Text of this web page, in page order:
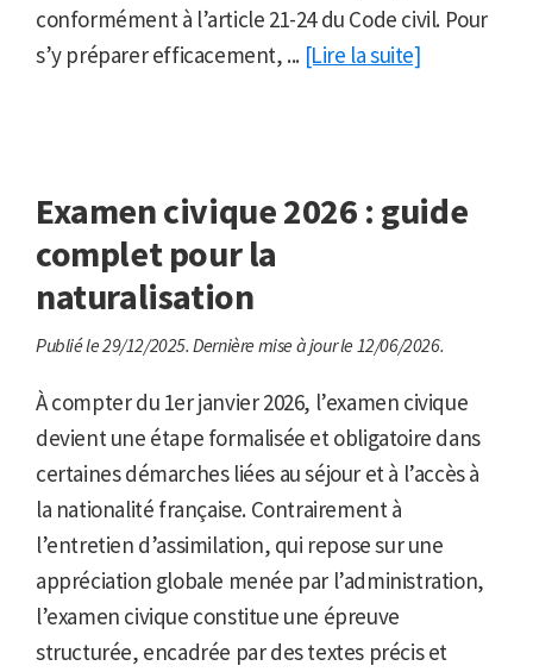
conformément à l’article 21-24 du Code civil. Pour
s’y préparer efficacement, ... [Lire la suite]
Examen civique 2026 : guide
complet pour la
naturalisation
Publié le 29/12/2025. Dernière mise à jour le 12/06/2026.
À compter du 1er janvier 2026, l’examen civique
devient une étape formalisée et obligatoire dans
certaines démarches liées au séjour et à l’accès à
la nationalité française. Contrairement à
l’entretien d’assimilation, qui repose sur une
appréciation globale menée par l’administration,
l’examen civique constitue une épreuve
structurée, encadrée par des textes précis et